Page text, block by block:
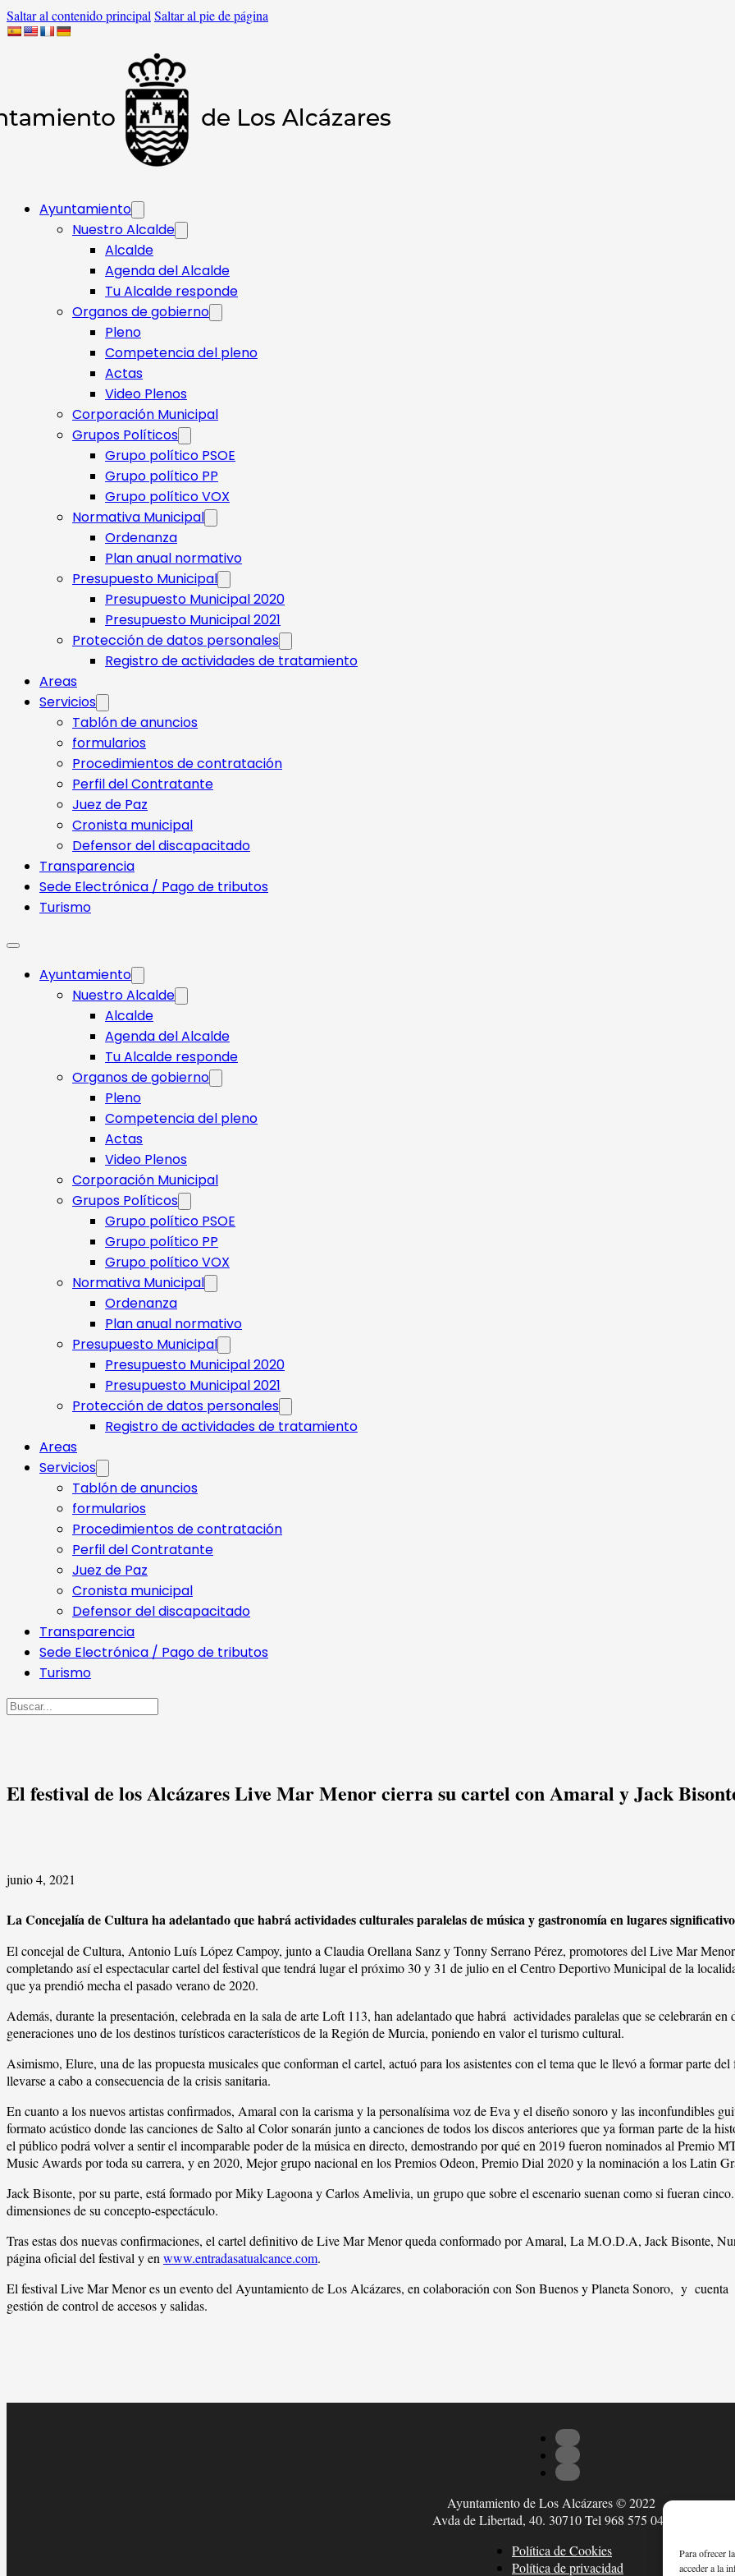
Para ofrecer
acceder a la
Saltar al contenido principal Saltar al pie de página
Ayuntamiento
Nuestro Alcalde
Alcalde
Agenda del Alcalde
Tu Alcalde responde​
Organos de gobierno
Pleno
Competencia del pleno
Actas
Video Plenos
Corporación Municipal
Grupos Políticos
Grupo político PSOE
Grupo político PP
Grupo político VOX
Normativa Municipal
Ordenanza
Plan anual normativo
Presupuesto Municipal
Presupuesto Municipal 2020
Presupuesto Municipal 2021
Protección de datos personales
Registro de actividades de tratamiento
Areas
Servicios
Tablón de anuncios
formularios
Procedimientos de contratación
Perfil del Contratante
Juez de Paz
Cronista municipal
Defensor del discapacitado
Transparencia
Sede Electrónica / Pago de tributos
Turismo
Ayuntamiento
Nuestro Alcalde
Alcalde
Agenda del Alcalde
Tu Alcalde responde​
Organos de gobierno
Pleno
Competencia del pleno
Actas
Video Plenos
Corporación Municipal
Grupos Políticos
Grupo político PSOE
Grupo político PP
Grupo político VOX
Normativa Municipal
Ordenanza
Plan anual normativo
Presupuesto Municipal
Presupuesto Municipal 2020
Presupuesto Municipal 2021
Protección de datos personales
Registro de actividades de tratamiento
Areas
Servicios
Tablón de anuncios
formularios
Procedimientos de contratación
Perfil del Contratante
Juez de Paz
Cronista municipal
Defensor del discapacitado
Transparencia
Sede Electrónica / Pago de tributos
Turismo
Buscar
El festival de los Alcázares Live Mar Menor cierra su cartel con Amaral y Jack
junio 4, 2021
La Concejalía de Cultura ha adelantado que habrá actividades culturales paralelas de música y gastronomía en lugares
El concejal de Cultura, Antonio Luís López Campoy, junto a Claudia Orellana Sanz y Tonny Serrano Pérez, promotores del Live Mar
completando así el espectacular cartel del festival que tendrá lugar el próximo 30 y 31 de julio en el Centro Deportivo Municipal de la
que ya prendió mecha el pasado verano de 2020.
Además, durante la presentación, celebrada en la sala de arte Loft 113, han adelantado que habrá actividades paralelas que se celebrarán
generaciones uno de los destinos turísticos característicos de la Región de Murcia, poniendo en valor el turismo cultural.
Asimismo, Elure, una de las propuesta musicales que conforman el cartel, actuó para los asistentes con el tema que le llevó a formar parte
llevarse a cabo a consecuencia de la crisis sanitaria.
En cuanto a los nuevos artistas confirmados, Amaral con la carisma y la personalísima voz de Eva y el diseño sonoro y las inconfundibles
formato acústico donde las canciones de Salto al Color sonarán junto a canciones de todos los discos anteriores que ya forman parte de la
el público podrá volver a sentir el incomparable poder de la música en directo, demostrando por qué en 2019 fueron nominados al Premio
Music Awards por toda su carrera, y en 2020, Mejor grupo nacional en los Premios Odeon, Premio Dial 2020 y la nominación a los Latin
Jack Bisonte, por su parte, está formado por Miky Lagoona y Carlos Amelivia, un grupo que sobre el escenario suenan como si fueran
dimensiones de su concepto-espectáculo.
Tras estas dos nuevas confirmaciones, el cartel definitivo de Live Mar Menor queda conformado por Amaral, La M.O.D.A, Jack Bisonte,
página oficial del festival y en www.entradasatualcance.com.
El festival Live Mar Menor es un evento del Ayuntamiento de Los Alcázares, en colaboración con Son Buenos y Planeta Sonoro, y cuenta
gestión de control de accesos y salidas.
Ayuntamiento de Los Alcázares © 2022
Avda de Libertad, 40. 30710 Tel 968 575 047
Política de Cookies
Política de privacidad